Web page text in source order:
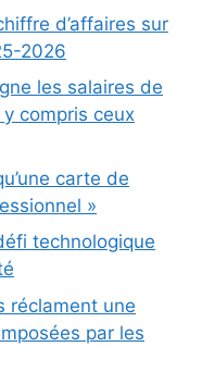
d’affaires sur
2026
les salaires de
y compris ceux
carte de
»
technologique
réclament une
par les